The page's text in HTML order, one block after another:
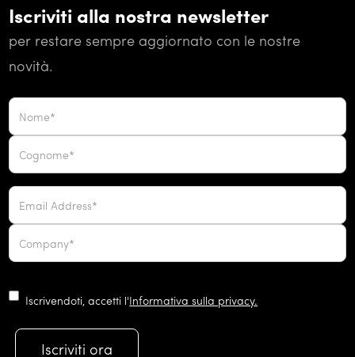
Iscriviti alla nostra newsletter
per restare sempre aggiornato con le nostre
novità.
Iscrivendoti, accetti l'Informativa sulla privacy.